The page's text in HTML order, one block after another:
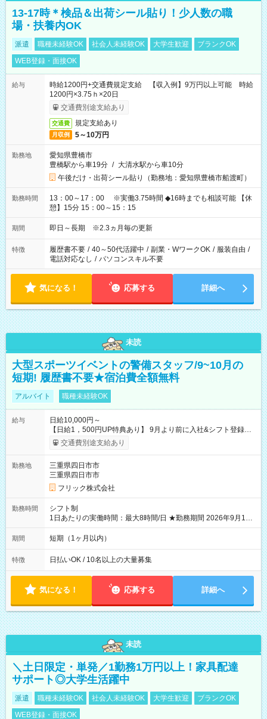
13-17時＊検品＆出荷シール貼り！少人数の職
場・扶養内OK
派遣 職種未経験OK 社会人未経験OK 大学生歓迎
ブランクOK
WEB登録・面接OK
給与
時給1200円+交通費規定支給 【収入例】9万円以上可能 時給
1200円×3.75ｈ×20日
交通費別途支給あり
交通費 規定支給あり
月収例 5～10万円
勤務地
愛知県豊橋市
豊橋駅から車19分 / 大清水駅から車10分
午後だけ・出荷シール貼り（勤務地：愛知県豊橋市船渡町）
勤務時間
13：00～17：00 ※実働3.75時間 ◆16時までも相談可能 【休
憩】15分 15：00～15：15
期間 即日～長期 ※2.3ヵ月毎の更新
特徴 履歴書不要 / 40～50代活躍中 / 副業・WワークOK / 服装自由 /
電話対応なし / パソコンスキル不要
気になる！ 応募する 詳細へ
未読
大型スポーツイベントの警備スタッフ/9~10月の
短期! 履歴書不要★宿泊費全額無料
アルバイト 職種未経験OK
給与
日給10,000円～
【日給1，500円UP特典あり】 9月より前に入社&シフト登録す
ると 期間中(9/16~10/23) の日給がUP! 日給1万1500円でしっか
り稼げます♪ 【試用期間】試用期間なし
交通費別途支給あり
勤務地
三重県四日市市
三重県四日市市
フリック株式会社
勤務時間
シフト制
1日あたりの実働時間：最大8時間/日 ★勤務期間 2026年9月16
日~2026年10月23日 短期勤務OK! 期間中フル勤務できる方優遇
※週3~5日勤務(勤務日数応相談) ※期間前から勤務スタートも可
り ※夜勤シフトあり
期間 短期（1ヶ月以内）
特徴 日払いOK / 10名以上の大量募集
気になる！ 応募する 詳細へ
未読
＼土日限定・単発／1勤務1万円以上！家具配達
サポート◎大学生活躍中
派遣 職種未経験OK 社会人未経験OK 大学生歓迎
ブランクOK
WEB登録・面接OK